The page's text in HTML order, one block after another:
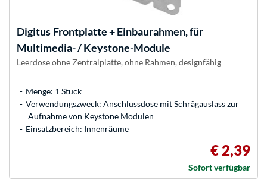
Digitus Frontplatte + Einbaurahmen, für
Multimedia- / Keystone-Module
Leerdose ohne Zentralplatte, ohne Rahmen, designfähig
Menge: 1 Stück
Verwendungszweck: Anschlussdose mit Schrägauslass zur
Aufnahme von Keystone Modulen
Einsatzbereich: Innenräume
€ 2,39
Sofort verfügbar